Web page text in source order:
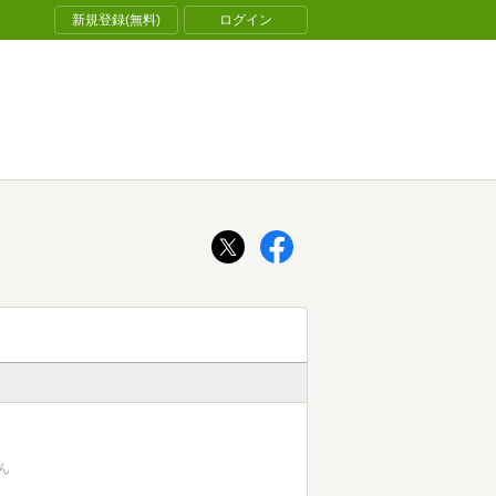
新規登録(無料) ログイン